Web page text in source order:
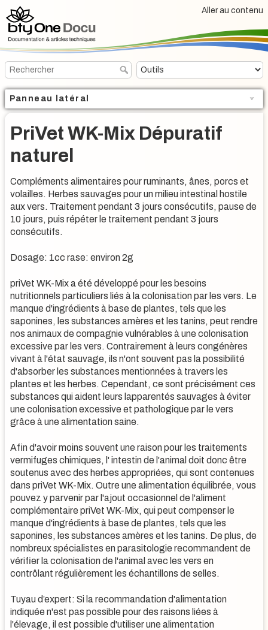
Aller au contenu
Panneau latéral
PriVet WK-Mix Dépuratif
naturel
Compléments alimentaires pour ruminants, ânes, porcs et
volailles. Herbes sauvages pour un milieu intestinal hostile
aux vers. Traitement pendant 3 jours consécutifs, pause de
10 jours, puis répéter le traitement pendant 3 jours
consécutifs.
Dosage: 1cc rase: environ 2g
priVet WK-Mix a été développé pour les besoins
nutritionnels particuliers liés à la colonisation par les vers. Le
manque d'ingrédients à base de plantes, tels que les
saponines, les substances amères et les tanins, peut rendre
nos animaux de compagnie vulnérables à une colonisation
excessive par les vers. Contrairement à leurs congénères
vivant à l'état sauvage, ils n'ont souvent pas la possibilité
d'absorber les substances mentionnées à travers les
plantes et les herbes. Cependant, ce sont précisément ces
substances qui aident leurs lapparentés sauvages à éviter
une colonisation excessive et pathologique par le vers
grâce à une alimentation saine.
Afin d'avoir moins souvent une raison pour les traitements
vermifuges chimiques, l' intestin de l'animal doit donc être
soutenus avec des herbes appropriées, qui sont contenues
dans priVet WK-Mix. Outre une alimentation équilibrée, vous
pouvez y parvenir par l'ajout occasionnel de l'aliment
complémentaire priVet WK-Mix, qui peut compenser le
manque d'ingrédients à base de plantes, tels que les
saponines, les substances amères et les tanins. De plus, de
nombreux spécialistes en parasitologie recommandent de
vérifier la colonisation de l'animal avec les vers en
contrôlant régulièrement les échantillons de selles.
Tuyau d’expert: Si la recommandation d'alimentation
indiquée n'est pas possible pour des raisons liées à
l'élevage, il est possible d'utiliser une alimentation